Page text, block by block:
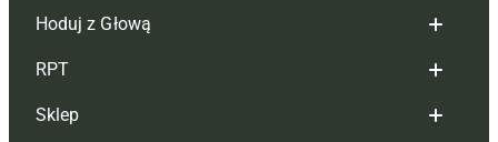
Redakcja
Reklama
Tagi
Hoduj z Głową
Hoduj z głową bydło
Hoduj z głową świnie
RPT
Redakcja
Sklep